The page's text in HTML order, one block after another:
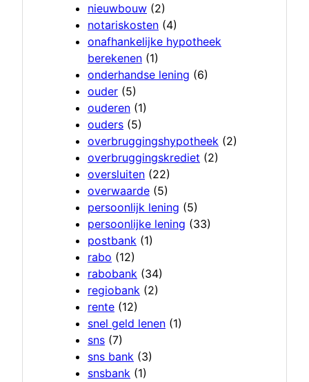
nieuwbouw (2)
notariskosten (4)
onafhankelijke hypotheek
berekenen (1)
onderhandse lening (6)
ouder (5)
ouderen (1)
ouders (5)
overbruggingshypotheek (2)
overbruggingskrediet (2)
oversluiten (22)
overwaarde (5)
persoonlijk lening (5)
persoonlijke lening (33)
postbank (1)
rabo (12)
rabobank (34)
regiobank (2)
rente (12)
snel geld lenen (1)
sns (7)
sns bank (3)
snsbank (1)